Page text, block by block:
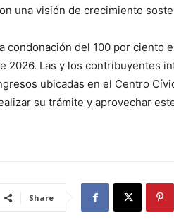
una visión de crecimiento
condonación del 100 por ciento
2026. Las y los contribuyentes
ubicadas en el Centro
su trámite y aprovechar
Share